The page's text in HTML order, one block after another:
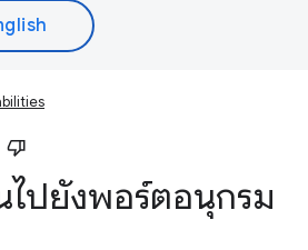
ไปยังพอร์ตอนุกรม